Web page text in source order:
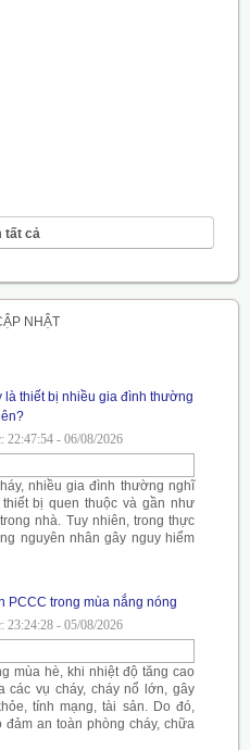
tất cả
NHẬT
là thiết bị nhiều gia đình thường
22:47:54 - 06/08/2026
nhiều gia đình thường nghĩ
bị quen thuộc và gần như
nhà. Tuy nhiên, trong thực
nguyên nhân gây nguy hiểm
PCCC trong mùa nắng nóng
23:24:28 - 05/08/2026
mùa hè, khi nhiệt độ tăng cao
các vụ cháy, cháy nổ lớn, gây
tính mạng, tài sản. Do đó,
an toàn phòng cháy, chữa